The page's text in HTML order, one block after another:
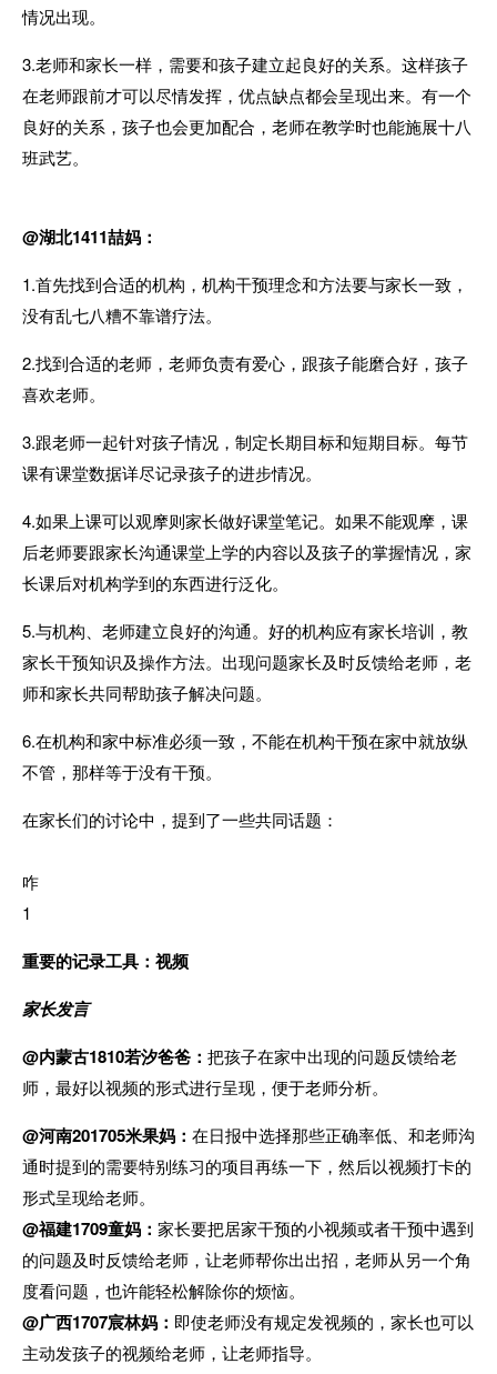
情况出现。
3.老师和家长一样，需要和孩子建立起良好的关系。这样孩子
在老师跟前才可以尽情发挥，优点缺点都会呈现出来。有一个
良好的关系，孩子也会更加配合，老师在教学时也能施展十八
班武艺。
@湖北1411喆妈：
1.首先找到合适的机构，机构干预理念和方法要与家长一致，
没有乱七八糟不靠谱疗法。
2.找到合适的老师，老师负责有爱心， 跟孩子能磨合好，孩子
喜欢老师。
3.跟老师一起针对孩子情况，制定长期目标和短期目标。 每节
课有课堂数据详尽记录孩子的进步情况。
4.如果上课可以观摩则家长做好课堂笔记。 如果不能观摩，课
后老师要跟家长沟通课堂上学的内容以及孩子的掌握情况，家
长课后对机构学到的东西进行泛化。
5.与机构、老师建立良好的沟通。 好的机构应有家长培训，教
家长干预知识及操作方法。 出现问题家长及时反馈给老师，老
师和家长共同帮助孩子解决问题。
6.在机构和家中标准必须一致，不能在机构干预在家中就放纵
不管，那样等于没有干预。
在家长们的讨论中，提到了一些共同话题：
咋
1
重要的记录工具：视频
家长发言
@内蒙古1810若汐爸爸： 把孩子在家中出现的问题反馈给老
师，最好以视频的形式进行呈现，便于老师分析。
@河南201705米果妈： 在日报中选择那些正确率低、和老师沟
通时提到的需要特别练习的项目再练一下，然后以视频打卡的
形式呈现给老师。
@福建1709童妈： 家长要把居家干预的小视频或者干预中遇到
的问题及时反馈给老师，让老师帮你出出招，老师从另一个角
度看问题，也许能轻松解除你的烦恼。
@广西1707宸林妈： 即使老师没有规定发视频的，家长也可以
主动发孩子的视频给老师，让老师指导。